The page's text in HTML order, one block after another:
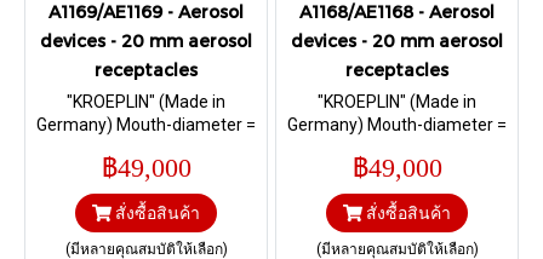
A1169/AE1169 - Aerosol
devices - 20 mm aerosol
receptacles
"KROEPLIN" (Made in
Germany) Mouth-diameter =
= 19,85 mm; Reference-
height = 5,0 mm I Range 4 –
8,5 mm.
฿49,000
สั่งซื้อสินค้า
(มีหลายคุณสมบัติให้เลือก)
A1168/AE1168 - Aerosol
devices - 20 mm aerosol
receptacles
"KROEPLIN" (Made in
Germany) Mouth-diameter =
= 19,4 mm; Reference-height
= 7,0 mm I Range 4 – 8,5 mm.
฿49,000
สั่งซื้อสินค้า
(มีหลายคุณสมบัติให้เลือก)